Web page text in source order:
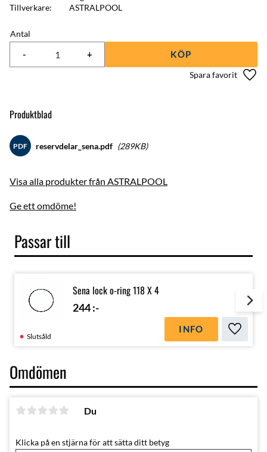
Antal
+
- KÖP
Tillverkare
ASTRALPOOL
Produktblad
PDF reservdelar_sena.pdf 289KB
Visa alla produkter från ASTRALPOOL
Ge ett omdöme!
Passar till
Sena lock o-ring 118 X 4
244:-
Lägg
Slutsåld
INFO
Omdömen
Du
Klicka på en stjärna för att sätta ditt betyg